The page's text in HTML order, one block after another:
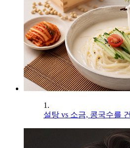
1.
설탕 vs 소금, 콩국수를